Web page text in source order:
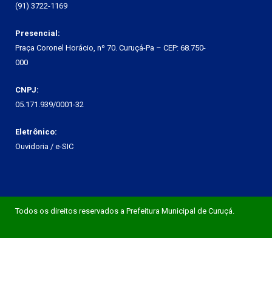
(91) 3722-1169
Presencial:
Praça Coronel Horácio, nº 70. Curuçá-Pa – CEP: 68.750-
000
CNPJ:
05.171.939/0001-32
Eletrônico:
Ouvidoria / e-SIC
Todos os direitos reservados a Prefeitura Municipal de Curuçá.